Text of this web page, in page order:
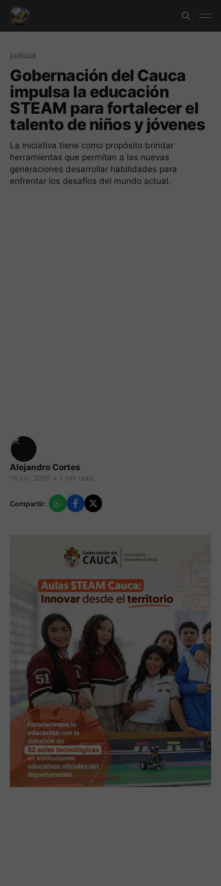
judicial
Gobernación del Cauca
impulsa la educación
STEAM para fortalecer el
talento de niños y jóvenes
La iniciativa tiene como propósito brindar
herramientas que permitan a las nuevas
generaciones desarrollar habilidades para
enfrentar los desafíos del mundo actual.
Alejandro Cortes
18 jun. 2026 • 1 min read
Compartir: